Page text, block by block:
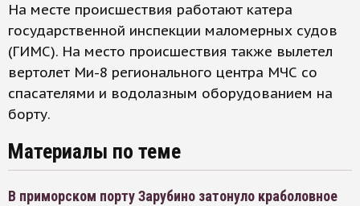
На месте происшествия работают катера
государственной инспекции маломерных судов
(ГИМС). На место происшествия также вылетел
вертолет Ми-8 регионального центра МЧС со
спасателями и водолазным оборудованием на
борту.
Материалы по теме
В приморском порту Зарубино затонуло краболовное